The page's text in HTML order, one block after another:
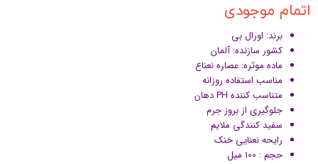
اتمام موجودی
برند: اورال بی
کشور سازنده: آلمان
ماده موثره: عصاره نعناع
مناسب استفاده روزانه
متناسب کننده PH دهان
جلوگیری از بروز جرم
سفید کنندگی ملایم
رایحه نعنایی خنک
حجم : 100 میل